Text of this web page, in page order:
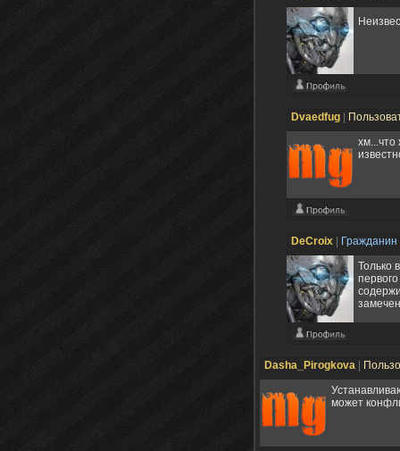
Dvaedfug
хм...что
DeCroix
Гражданин
Только
Dasha_Pirogkova
может